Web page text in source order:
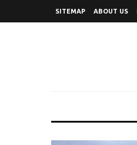
SITEMAP ABOUT US